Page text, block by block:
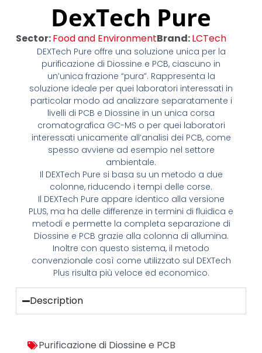
DexTech Pure
Sector:Food and EnvironmentBrand:LCTech
DEXTech Pure offre una soluzione unica per la
purificazione di Diossine e PCB, ciascuno in
un’unica frazione “pura”. Rappresenta la
soluzione ideale per quei laboratori interessati in
particolar modo ad analizzare separatamente i
livelli di PCB e Diossine in un unica corsa
cromatografica GC-MS o per quei laboratori
interessati unicamente all’analisi dei PCB, come
spesso avviene ad esempio nel settore
ambientale.
Il DEXTech Pure si basa su un metodo a due
colonne, riducendo i tempi delle corse.
Il DEXTech Pure appare identico alla versione
PLUS, ma ha delle differenze in termini di fluidica e
metodi e permette la completa separazione di
Diossine e PCB grazie alla colonna di allumina.
Inoltre con questo sistema, il metodo
convenzionale così come utilizzato sul DEXTech
Plus risulta più veloce ed economico.
Description
Purificazione di Diossine e PCB